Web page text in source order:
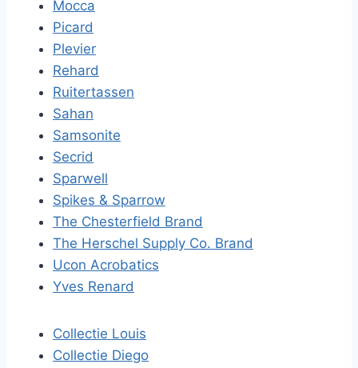
Mocca
Picard
Plevier
Rehard
Ruitertassen
Sahan
Samsonite
Secrid
Sparwell
Spikes & Sparrow
The Chesterfield Brand
The Herschel Supply Co. Brand
Ucon Acrobatics
Yves Renard
Collectie Louis
Collectie Diego